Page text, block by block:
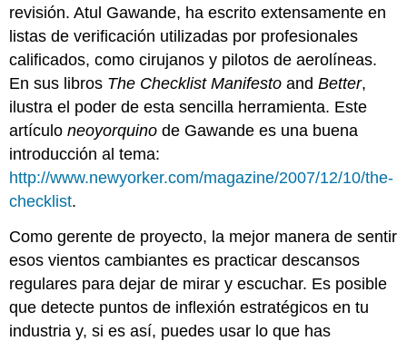
revisión. Atul Gawande, ha escrito extensamente en
listas de verificación utilizadas por profesionales
calificados, como cirujanos y pilotos de aerolíneas.
En sus libros The Checklist Manifesto andBetter,
ilustra el poder de esta sencilla herramienta. Este
artículoneoyorquino de Gawande es una buena
introducción al tema:
http://www.newyorker.com/magazine/2007/12/10/the-
checklist.
Como gerente de proyecto, la mejor manera de sentir
esos vientos cambiantes es practicar descansos
regulares para dejar de mirar y escuchar. Es posible
que detecte puntos de inflexión estratégicos en tu
industria y, si es así, puedes usar lo que has